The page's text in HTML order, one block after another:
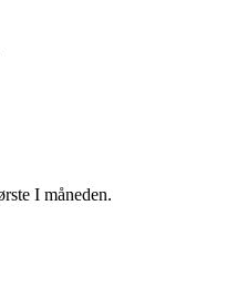
I måneden.